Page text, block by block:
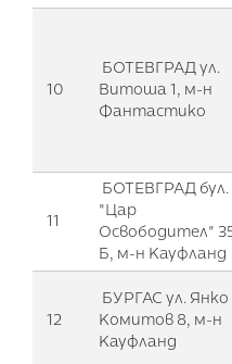
10
БОТЕВГРАД ул.
Витоша 1, м-н
Фантастико
11
БОТЕВГРАД бул.
"Цар
Освободител"
Б, м-н Кауфланд
12
БУРГАС ул. Янко
Комитов 8, м-н
Кауфланд